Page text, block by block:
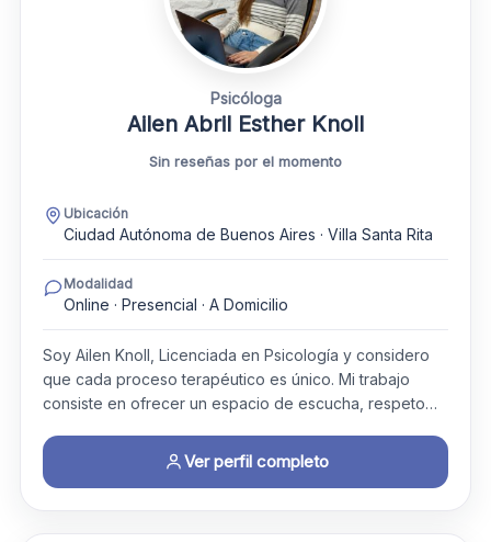
Psicóloga
Ailen Abril Esther Knoll
Sin reseñas por el momento
Ubicación
Ciudad Autónoma de Buenos Aires · Villa Santa Rita
Modalidad
Online · Presencial · A Domicilio
Soy Ailen Knoll, Licenciada en Psicología y considero
que cada proceso terapéutico es único. Mi trabajo
consiste en ofrecer un espacio de escucha, respeto…
Ver perfil completo